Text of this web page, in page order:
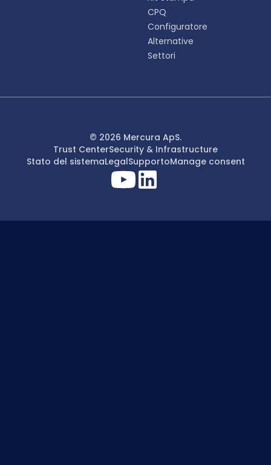
CPQ
Configuratore
Alternative
Settori
© 2026 Mercura ApS.
Trust CenterSecurity & Infrastructure
Stato del sistemaLegalSupportoManage consent